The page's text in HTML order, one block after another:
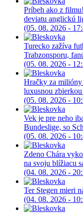
Príbeh ako z
deviatu anglickú
(05. 08. 2026 -
Turecko zažíva
Trabzonsporu,
(05. 08. 2026 -
Hračky za
luxusnou zbierkou
(05. 08. 2026 -
Vek je pre neho
Bundeslige, so
(05. 08. 2026 -
Zdeno Chára
na svoju blížiacu
(04. 08. 2026 -
Ter Stegen mieri
(04. 08. 2026 -